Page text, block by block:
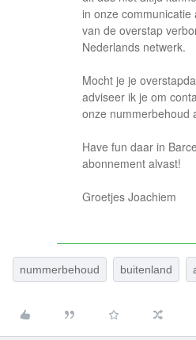
in onze
van de overstap
Nederlands netwerk.
Mocht je je
adviseer ik je om
onze nummerbehoud
Have fun daar in
abonnement alvast!
Groetjes Joachiem
nummerbehoud buitenland